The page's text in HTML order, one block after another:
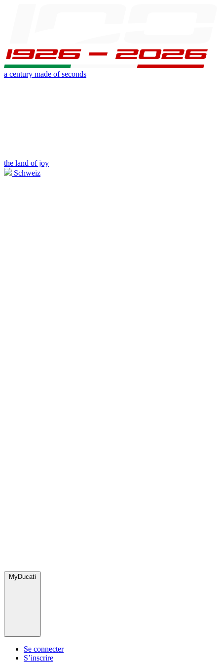
a century made of seconds
the land of joy
Schweiz
MyDucati
Se connecter
S’inscrire